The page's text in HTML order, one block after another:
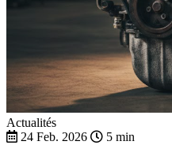
Actualités
24 Feb. 2026
5 min